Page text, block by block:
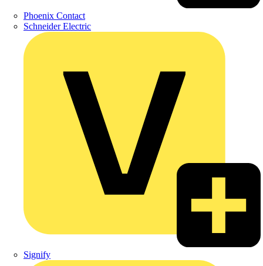
Phoenix Contact
Schneider Electric
Signify